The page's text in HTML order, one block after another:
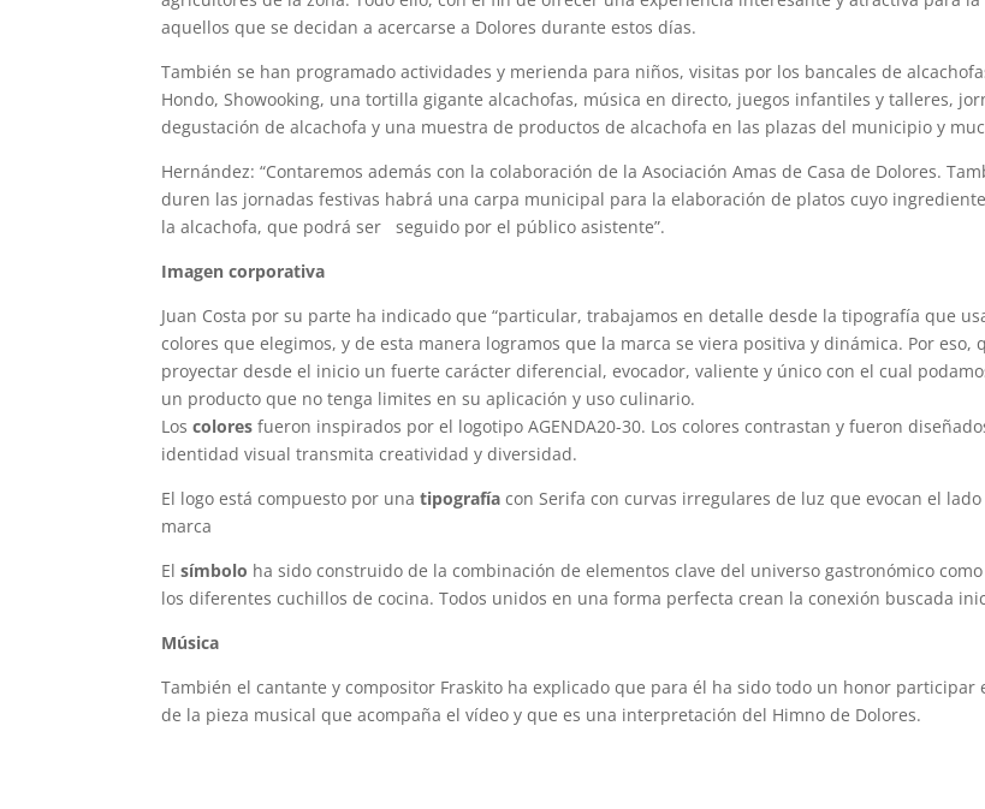
aquellos que se decidan a acercarse a Dolores durante estos días.
También se han programado actividades y merienda para niños, visitas por los bancales de
Hondo, Showooking, una tortilla gigante alcachofas, música en directo, juegos infantiles y talleres,
degustación de alcachofa y una muestra de productos de alcachofa en las plazas del municipio y
Hernández: “Contaremos además con la colaboración de la Asociación Amas de Casa de Dolores.
duren las jornadas festivas habrá una carpa municipal para la elaboración de platos cuyo
la alcachofa, que podrá ser seguido por el público asistente”.
Imagen corporativa
Juan Costa por su parte ha indicado que “particular, trabajamos en detalle desde la tipografía que
colores que elegimos, y de esta manera logramos que la marca se viera positiva y dinámica. Por eso,
proyectar desde el inicio un fuerte carácter diferencial, evocador, valiente y único con el cual
un producto que no tenga limites en su aplicación y uso culinario.
Loscolores fueron inspirados por el logotipo AGENDA20-30. Los colores contrastan y fueron
identidad visual transmita creatividad y diversidad.
El logo está compuesto por unatipografía con Serifa con curvas irregulares de luz que evocan el
marca
Elsímbolo ha sido construido de la combinación de elementos clave del universo gastronómico
los diferentes cuchillos de cocina. Todos unidos en una forma perfecta crean la conexión buscada
Música
También el cantante y compositor Fraskito ha explicado que para él ha sido todo un honor participar
de la pieza musical que acompaña el vídeo y que es una interpretación del Himno de Dolores.